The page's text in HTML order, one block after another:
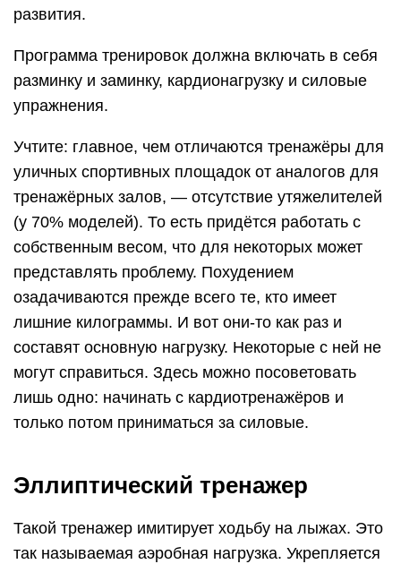
развития.
Программа тренировок должна включать в себя
разминку и заминку, кардионагрузку и силовые
упражнения.
Учтите: главное, чем отличаются тренажёры для
уличных спортивных площадок от аналогов для
тренажёрных залов, — отсутствие утяжелителей
(у 70% моделей). То есть придётся работать с
собственным весом, что для некоторых может
представлять проблему. Похудением
озадачиваются прежде всего те, кто имеет
лишние килограммы. И вот они-то как раз и
составят основную нагрузку. Некоторые с ней не
могут справиться. Здесь можно посоветовать
лишь одно: начинать с кардиотренажёров и
только потом приниматься за силовые.
Эллиптический тренажер
Такой тренажер имитирует ходьбу на лыжах. Это
так называемая аэробная нагрузка. Укрепляется